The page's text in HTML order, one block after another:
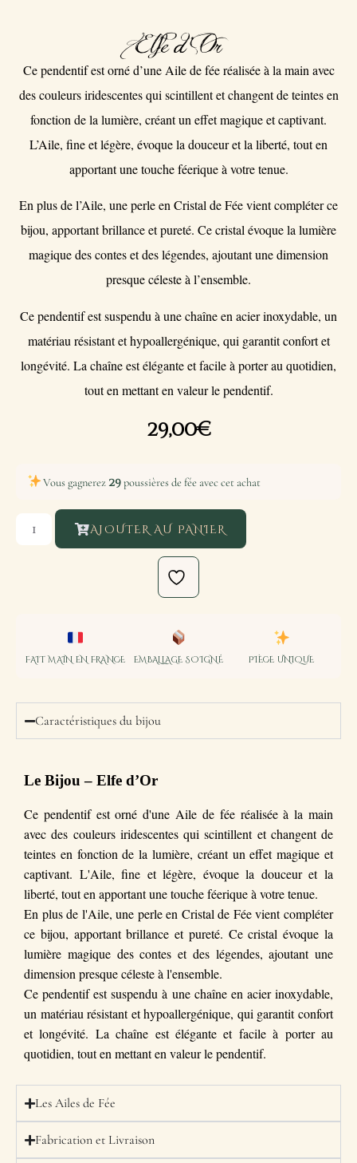
Elfe d’Or
Ce pendentif est orné d’une Aile de fée réalisée à la main avec
des couleurs iridescentes qui scintillent et changent de teintes en
fonction de la lumière, créant un effet magique et captivant.
L’Aile, fine et légère, évoque la douceur et la liberté, tout en
apportant une touche féerique à votre tenue.
En plus de l’Aile, une perle en Cristal de Fée vient compléter ce
bijou, apportant brillance et pureté. Ce cristal évoque la lumière
magique des contes et des légendes, ajoutant une dimension
presque céleste à l’ensemble.
Ce pendentif est suspendu à une chaîne en acier inoxydable, un
matériau résistant et hypoallergénique, qui garantit confort et
longévité. La chaîne est élégante et facile à porter au quotidien,
tout en mettant en valeur le pendentif.
29,00€
Vous gagnerez 29poussières de fée avec cet achat
AJOUTER AU PANIER
FAIT MAIN EN FRANCE EMBALLAGE SOIGNÉ PIÈCE UNIQUE
Caractéristiques du bijou
Le Bijou – Elfe d’Or
Ce pendentif est orné d'une Aile de fée réalisée à la main
avec des couleurs iridescentes qui scintillent et changent de
teintes en fonction de la lumière, créant un effet magique et
captivant. L'Aile, fine et légère, évoque la douceur et la
liberté, tout en apportant une touche féerique à votre tenue.
En plus de l'Aile, une perle en Cristal de Fée vient compléter
ce bijou, apportant brillance et pureté. Ce cristal évoque la
lumière magique des contes et des légendes, ajoutant une
dimension presque céleste à l'ensemble.
Ce pendentif est suspendu à une chaîne en acier inoxydable,
un matériau résistant et hypoallergénique, qui garantit confort
et longévité. La chaîne est élégante et facile à porter au
quotidien, tout en mettant en valeur le pendentif.
Les Ailes de Fée
Fabrication et Livraison